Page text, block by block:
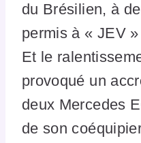
du Brésilien, à
permis à « JEV
Et le
provoqué un
deux Mercedes
de son